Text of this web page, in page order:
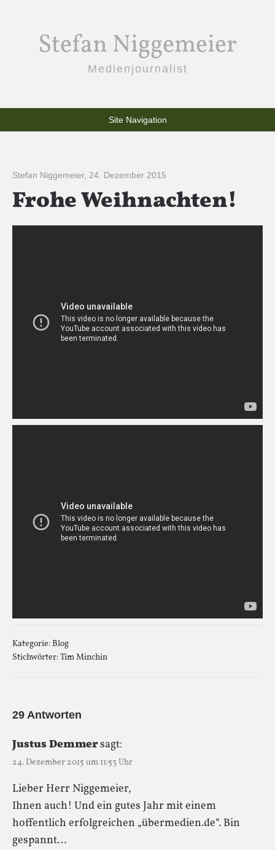
Stefan Niggemeier
Medienjournalist
Site Navigation
Stefan Niggemeier, 24. Dezember 2015
Frohe Weihnachten!
Kategorie:Blog
Stichwörter:Tim Minchin
29 Antworten
Justus Demmersagt:
24. Dezember 2015 um 11:53 Uhr
Lieber Herr Niggemeier,
Ihnen auch! Und ein gutes Jahr mit einem
hoffentlich erfolgreichen „übermedien.de“. Bin
gespannt…